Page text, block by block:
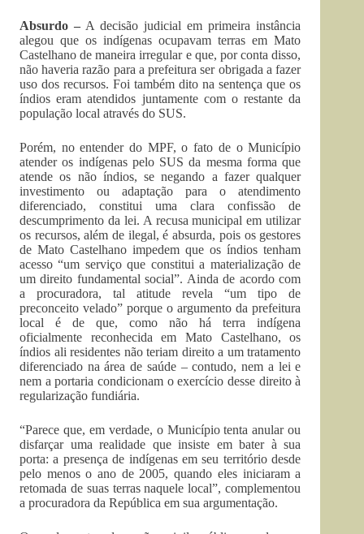
Absurdo – A decisão judicial em primeira instância
alegou que os indígenas ocupavam terras em Mato
Castelhano de maneira irregular e que, por conta disso,
não haveria razão para a prefeitura ser obrigada a fazer
uso dos recursos. Foi também dito na sentença que os
índios eram atendidos juntamente com o restante da
população local através do SUS.
Porém, no entender do MPF, o fato de o Município
atender os indígenas pelo SUS da mesma forma que
atende os não índios, se negando a fazer qualquer
investimento ou adaptação para o atendimento
diferenciado, constitui uma clara confissão de
descumprimento da lei. A recusa municipal em utilizar
os recursos, além de ilegal, é absurda, pois os gestores
de Mato Castelhano impedem que os índios tenham
acesso “um serviço que constitui a materialização de
um direito fundamental social”. Ainda de acordo com
a procuradora, tal atitude revela “um tipo de
preconceito velado” porque o argumento da prefeitura
local é de que, como não há terra indígena
oficialmente reconhecida em Mato Castelhano, os
índios ali residentes não teriam direito a um tratamento
diferenciado na área de saúde – contudo, nem a lei e
nem a portaria condicionam o exercício desse direito à
regularização fundiária.
“Parece que, em verdade, o Município tenta anular ou
disfarçar uma realidade que insiste em bater à sua
porta: a presença de indígenas em seu território desde
pelo menos o ano de 2005, quando eles iniciaram a
retomada de suas terras naquele local”, complementou
a procuradora da República em sua argumentação.